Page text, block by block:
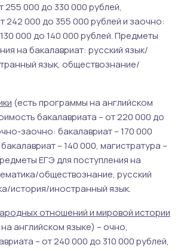
255 000 до 330 000 рублей,
242 000 до 355 000 рублей и заочно:
000 до 140 000 рублей. Предметы
на бакалавриат: русский язык/
язык, обществознание/
(есть программы на английском
бакалавриата – от 220 000 до
заочно: бакалавриат – 170 000
– 140 000, магистратура –
ЕГЭ для поступления на
обществознание, русский
история/иностранный язык.
отношений и мировой истории
английском языке) – очно,
– от 240 000 до 310 000 рублей,